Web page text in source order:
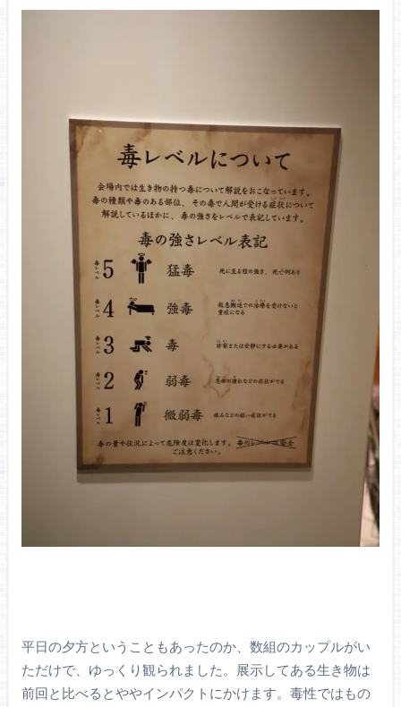
平日の夕方ということもあったのか、数組のカップルがい
ただけで、ゆっくり観られました。展示してある生き物は
前回と比べるとややインパクトにかけます。毒性ではもの